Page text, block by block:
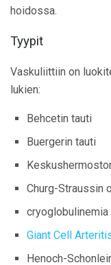
hoidossa.
Tyypit
Vaskuliittiin on
lukien:
Behcetin tauti
Buergerin tauti
Churg-Straussin
cryoglobulinemia
Giant Cell
Henoch-